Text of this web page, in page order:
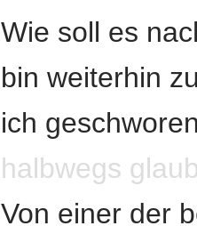
Wie soll es
bin weiterhin
ich
halbwegs
Von einer der